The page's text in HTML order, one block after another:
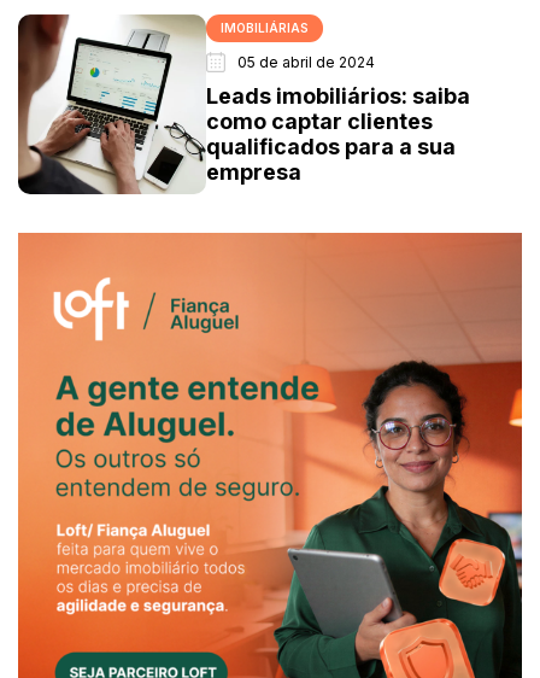
IMOBILIÁRIAS
05 de abril de 2024
Leads imobiliários: saiba
como captar clientes
qualificados para a sua
empresa